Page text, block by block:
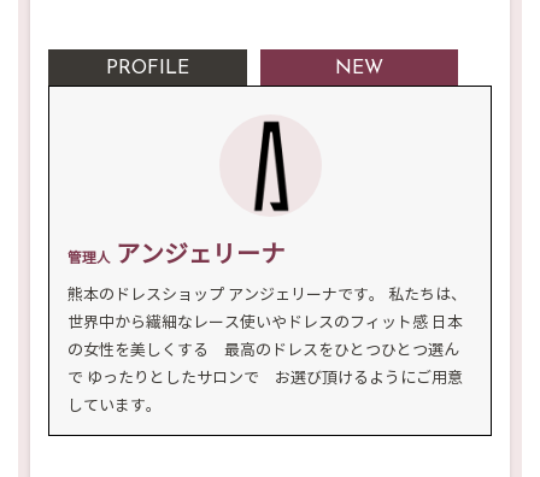
PROFILE NEW
管理人 アンジェリーナ
熊本のドレスショップ アンジェリーナです。 私たちは、
世界中から繊細なレース使いやドレスのフィット感 日本
の女性を美しくする 最高のドレスをひとつひとつ選ん
で ゆったりとしたサロンで お選び頂けるようにご用意
しています。